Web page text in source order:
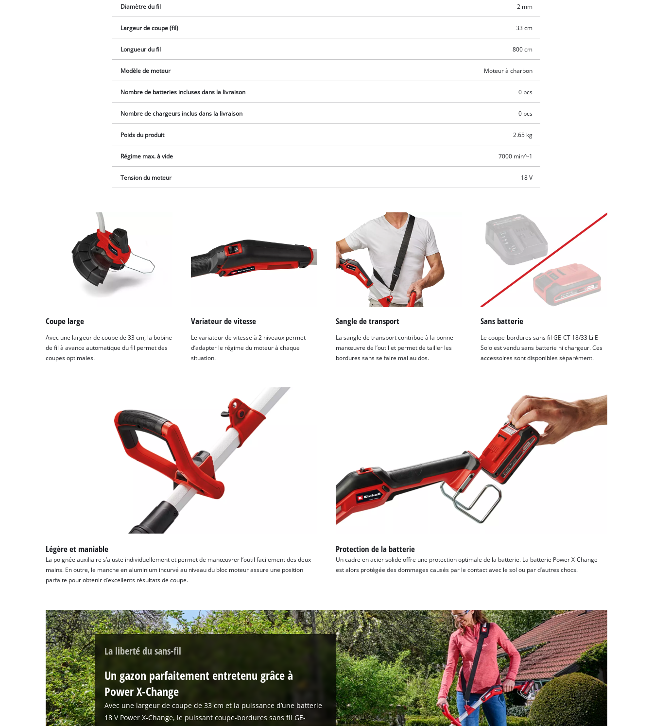
pouvoir charger Google Maps !
Management Platform
Diamètre du fil 2 mm
Largeur de coupe (fil) 33 cm
Longueur du fil 800 cm
Modèle de moteur Moteur à charbon
Nombre de batteries incluses dans la livraison 0 pcs
Nombre de chargeurs inclus dans la livraison 0 pcs
Poids du produit 2.65 kg
Régime max. à vide 7000 min^-1
Tension du moteur 18 V
Coupe large
Avec une largeur de coupe de 33 cm, la bobine
de fil à avance automatique du fil permet des
coupes optimales.
Variateur de vitesse
Le variateur de vitesse à 2 niveaux permet
d’adapter le régime du moteur à chaque
situation.
Sangle de transport
La sangle de transport contribue à la bonne
manœuvre de l’outil et permet de tailler les
bordures sans se faire mal au dos.
Sans batterie
Le coupe-bordures sans fil GE-CT 18/33 Li E-
Solo est vendu sans batterie ni chargeur. Ces
accessoires sont disponibles séparément.
Légère et maniable
La poignée auxiliaire s’ajuste individuellement et permet de manœuvrer l’outil facilement des deux
mains. En outre, le manche en aluminium incurvé au niveau du bloc moteur assure une position
parfaite pour obtenir d’excellents résultats de coupe.
Protection de la batterie
Un cadre en acier solide offre une protection optimale de la batterie. La batterie Power X-Change
est alors protégée des dommages causés par le contact avec le sol ou par d’autres chocs.
La liberté du sans-fil
Un gazon parfaitement entretenu grâce à
Power X-Change
Avec une largeur de coupe de 33 cm et la puissance d’une batterie
18 V Power X-Change, le puissant coupe-bordures sans fil GE-